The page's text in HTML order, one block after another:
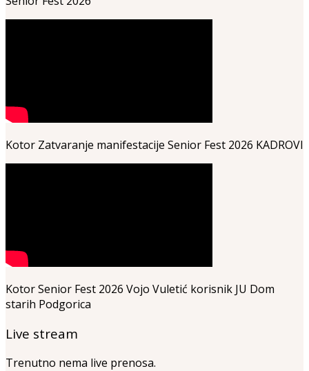
Kotor Zatvaranje manifestacije Senior Fest 2026 KADROVI
Kotor Senior Fest 2026 Vojo Vuletić korisnik JU Dom
starih Podgorica
Live stream
Trenutno nema live prenosa.